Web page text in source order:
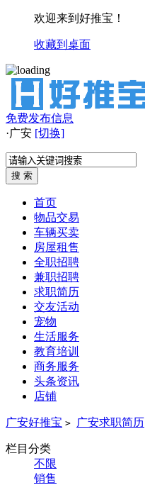
欢迎来到好推宝！
收藏到桌面
免费发布信息
·广安 [切换]
首页
物品交易
车辆买卖
房屋租售
全职招聘
兼职招聘
求职简历
交友活动
宠物
生活服务
教育培训
商务服务
头条资讯
店铺
广安好推宝 > 广安求职简历
栏目分类
不限
销售